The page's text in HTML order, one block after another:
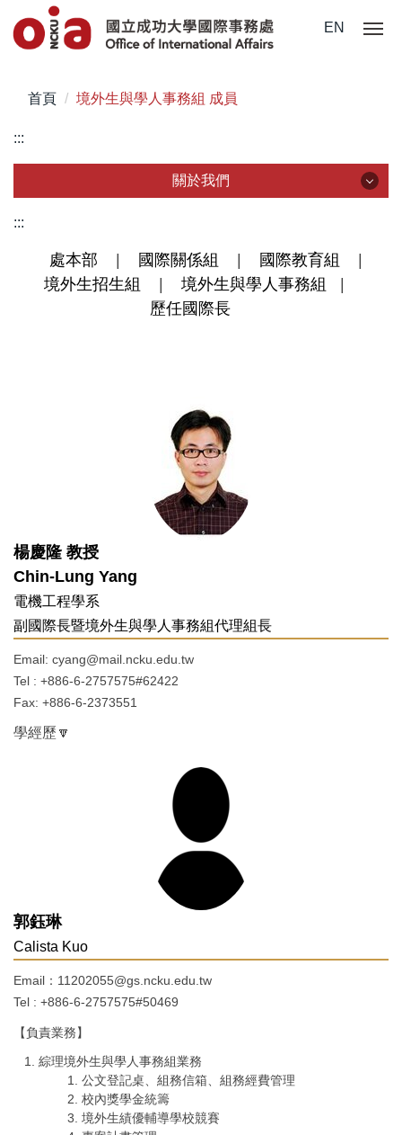
到
區
EN
首頁 境外生與學人事務組 成員
:::
關於我們
組織成員
:::
處本部 國際關係組 國際教育組
境外生招生組
境外生與學人事務組
歷任國際長
楊慶隆 教授
Chin-Lung Yang
電機工程學系
副國際長暨境外生與學人事務組代理組長
Email: cyang@mail.ncku.edu.tw
Tel : +886-6-2757575#62422
Fax: +886-6-2373551
學經歷🔽
郭鈺琳
Calista Kuo
Email：11202055@gs.ncku.edu.tw
Tel : +886-6-2757575#50469
【負責業務】
綜理境外生與學人事務組業務
公文登記桌、組務信箱、組務經費管理
校內獎學金統籌
境外生績優輔導學校競賽